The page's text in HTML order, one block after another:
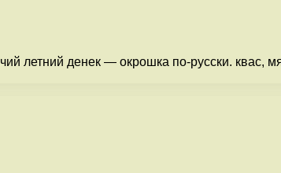
летний денек — окрошка по-русски. квас,